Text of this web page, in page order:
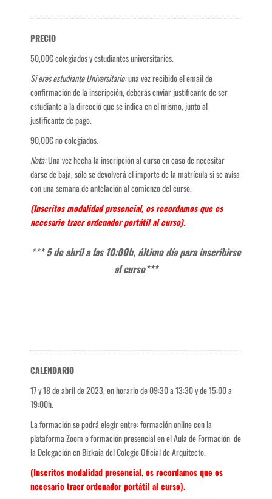
PRECIO
50,00€ colegiados y estudiantes universitarios.
Si eres estudiante Universitario:una vez recibido el email de
confirmación de la inscripción, deberás enviar justificante de ser
estudiante a la direcció que se indica en el mismo, junto al
justificante de pago.
90,00€ no colegiados.
Nota:Una vez hecha la inscripción al curso en caso de necesitar
darse de baja, sólo se devolverá el importe de la matrícula si se avisa
con una semana de antelación al comienzo del curso.
(Inscritos modalidad presencial, os recordamos que es
necesario traer ordenador portátil al curso).
*** 5 de abril a las 10:00h, último día para inscribirse
al curso***
CALENDARIO
17 y 18 de abril de 2023, en horario de 09:30 a 13:30 y de 15:00 a
19:00h.
La formación se podrá elegir entre: formación online con la
plataforma Zoom o formación presencial en el Aula de Formación de
la Delegación en Bizkaia del Colegio Oficial de Arquitecto.
(Inscritos modalidad presencial, os recordamos que es
necesario traer ordenador portátil al curso).